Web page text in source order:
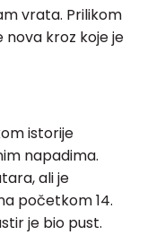
vrata. Prilikom
nova kroz koje je
istorije
napadima.
ali je
početkom 14.
je bio pust.